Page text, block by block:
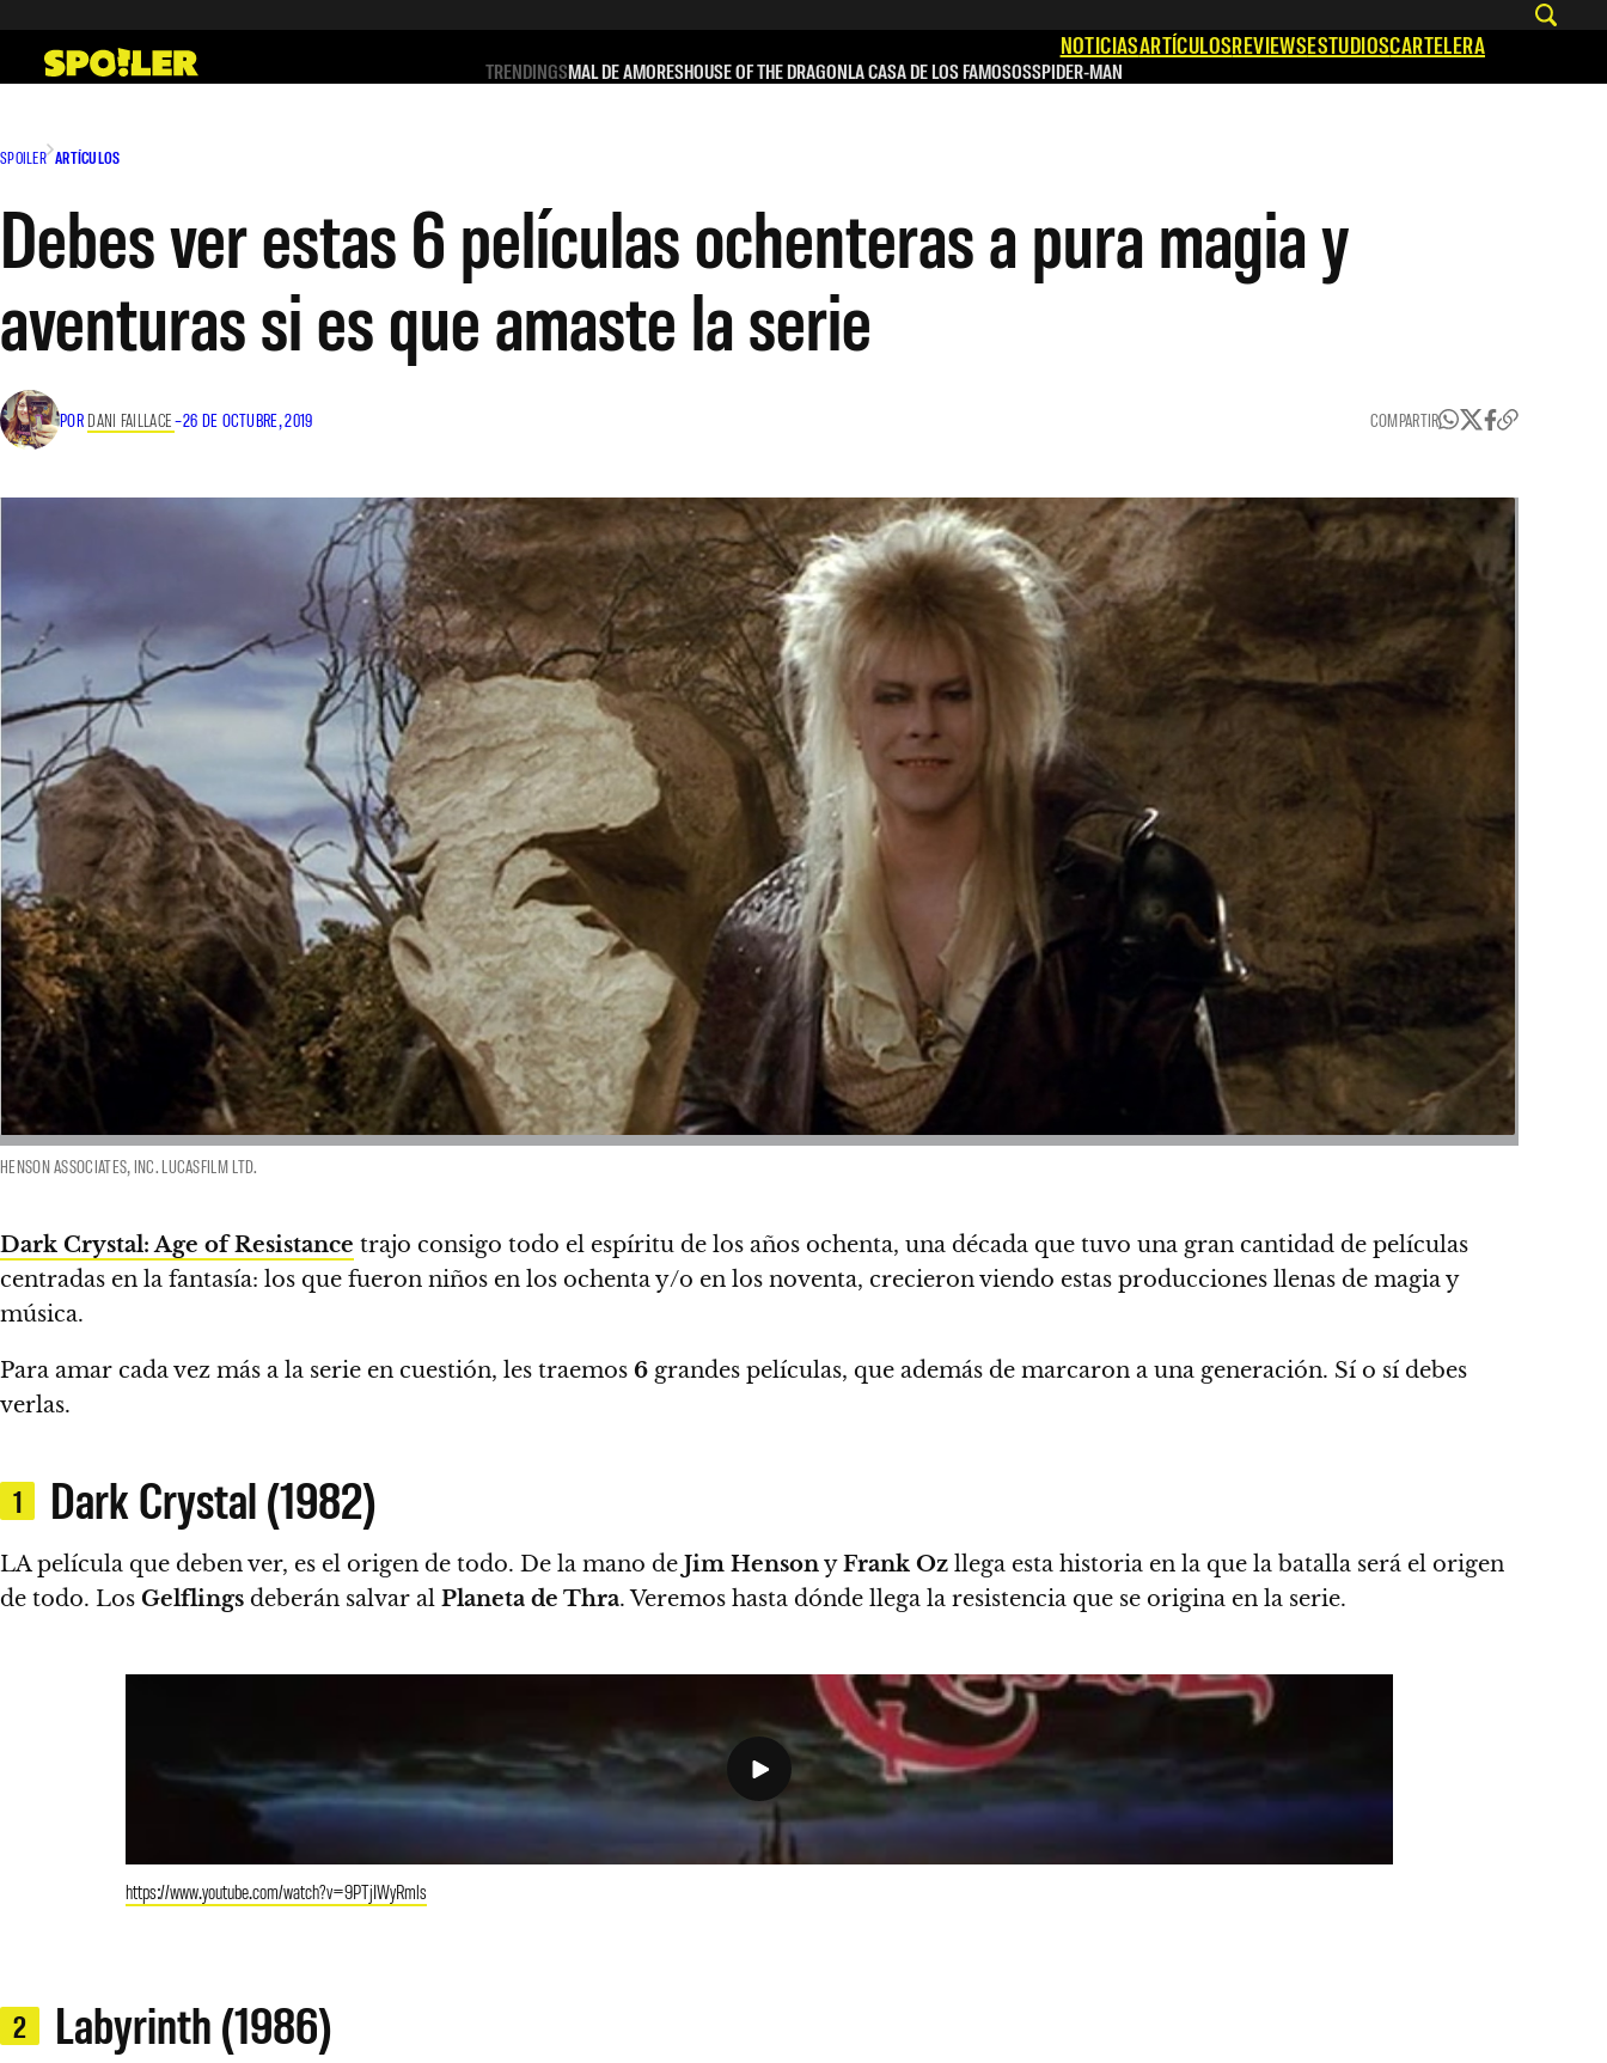
contenido
NOTICIASARTÍCULOSREVIEWSESTUDIOSCARTELERA
TRENDINGSMAL DE AMORESHOUSE OF THE DRAGONLA CASA DE LOS FAMOSOSSPIDER-MAN
SPOILER ARTÍCULOS
Debes ver estas 6 películas ochenteras a pura magia y
aventuras si es que amaste la serie
POR DANI FAILLACE–26 DE OCTUBRE, 2019 COMPARTIR
HENSON ASSOCIATES, INC. LUCASFILM LTD.
Dark Crystal: Age of Resistance trajo consigo todo el espíritu de los años ochenta, una década que tuvo una gran cantidad de películas
centradas en la fantasía: los que fueron niños en los ochenta y/o en los noventa, crecieron viendo estas producciones llenas de magia y
música.
Para amar cada vez más a la serie en cuestión, les traemos 6 grandes películas, que además de marcaron a una generación. Sí o sí debes
verlas.
1 Dark Crystal (1982)
LA película que deben ver, es el origen de todo. De la mano de Jim HensonyFrank Oz llega esta historia en la que la batalla será el origen
de todo. Los Gelflings deberán salvar al Planeta de Thra. Veremos hasta dónde llega la resistencia que se origina en la serie.
https://www.youtube.com/watch?v=9PTjIWyRmls
2 Labyrinth (1986)